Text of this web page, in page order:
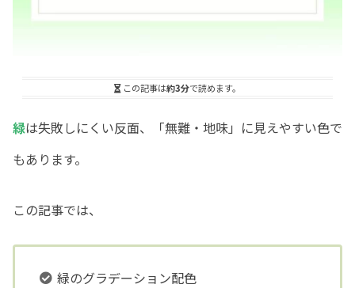
この記事は約3分で読めます。
緑は失敗しにくい反面、「無難・地味」に見えやすい色で
もあります。
この記事では、
緑のグラデーション配色